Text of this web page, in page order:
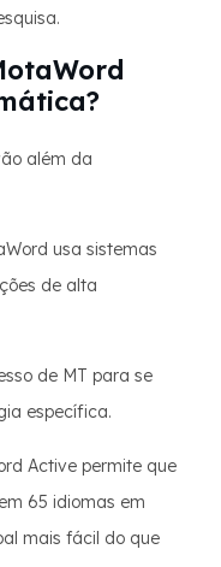
além da
usa sistemas
de alta
de MT para se
específica.
Active permite que
65 idiomas em
mais fácil do que